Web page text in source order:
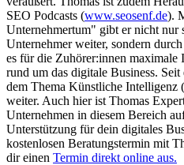
SEO Podcasts (www.seosenf.de).
Unternehmertum" gibt er nicht nur
Unternehmer weiter, sondern
es für die Zuhörer:innen maximale
rund um das digitale Business.
dem Thema Künstliche Intelligenz
weiter. Auch hier ist Thomas
Unternehmen in diesem Bereich
Unterstützung für dein digitales
kostenlosen Beratungstermin mit
dir einen Termin direkt online aus.